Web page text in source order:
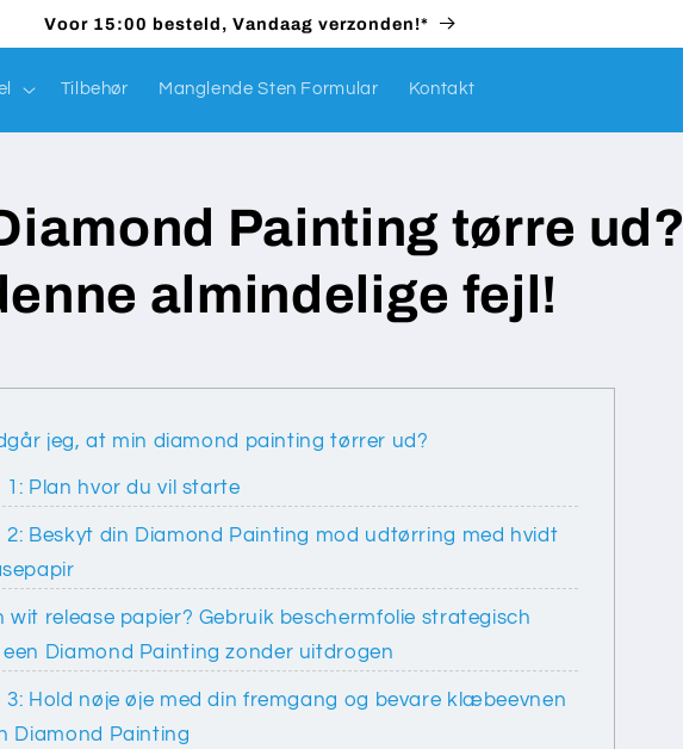
Voor 15:00 besteld, Vandaag verzonden!*
Tilbehør Manglende Sten Formular Kontakt
Painting tørre ud?
almindelige fejl!
jeg, at min diamond painting tørrer ud?
1: Plan hvor du vil starte
2: Beskyt din Diamond Painting mod udtørring med hvidt
wit release papier? Gebruik beschermfolie strategisch
Diamond Painting zonder uitdrogen
3: Hold nøje øje med din fremgang og bevare klæbeevnen
Diamond Painting